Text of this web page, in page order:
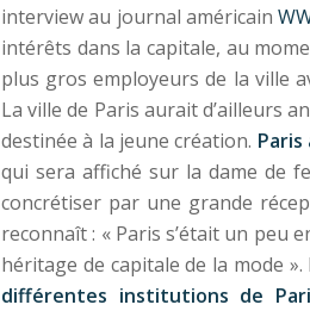
interview au journal américain
intérêts dans la capitale, au
plus gros employeurs de la ville
La ville de Paris aurait d’ailleurs
destinée à la jeune création.
qui sera affiché sur la dame de
concrétiser par une grande
reconnaît : « Paris s’était un peu
héritage de capitale de la mode
différentes institutions de